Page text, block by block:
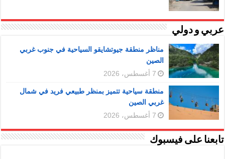
عربي و دولي
مناظر منطقة جيوتشايقو السياحية في جنوب غربي
الصين
7 أغسطس، 2026
منطقة سياحية تتميز بمنظر طبيعي فريد في شمال
غربي الصين
7 أغسطس، 2026
تابعنا على فيسبوك